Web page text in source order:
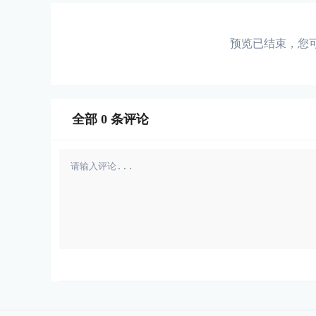
预览已结束，您
全部 0 条评论